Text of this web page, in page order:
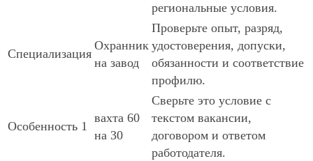
региональные условия.
Специализация
Охранник
на завод
Проверьте опыт, разряд,
удостоверения, допуски,
обязанности и соответствие
профилю.
Особенность 1
вахта 60
на 30
Сверьте это условие с
текстом вакансии,
договором и ответом
работодателя.